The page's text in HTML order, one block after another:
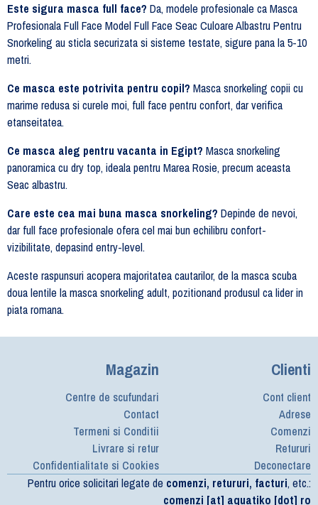
Este sigura masca full face? Da, modele profesionale ca Masca
Profesionala Full Face Model Full Face Seac Culoare Albastru Pentru
Snorkeling au sticla securizata si sisteme testate, sigure pana la 5-10
metri.
Ce masca este potrivita pentru copil? Masca snorkeling copii cu
marime redusa si curele moi, full face pentru confort, dar verifica
etanseitatea.
Ce masca aleg pentru vacanta in Egipt? Masca snorkeling
panoramica cu dry top, ideala pentru Marea Rosie, precum aceasta
Seac albastru.
Care este cea mai buna masca snorkeling? Depinde de nevoi,
dar full face profesionale ofera cel mai bun echilibru confort-
vizibilitate, depasind entry-level.
Aceste raspunsuri acopera majoritatea cautarilor, de la masca scuba
doua lentile la masca snorkeling adult, pozitionand produsul ca lider in
piata romana.
Magazin
Centre de scufundari
Contact
Termeni si Conditii
Livrare si retur
Confidentialitate si Cookies
Clienti
Cont client
Adrese
Comenzi
Retururi
Deconectare
Pentru orice solicitari legate de comenzi, retururi, facturi, etc.:
comenzi [at] aquatiko [dot] ro